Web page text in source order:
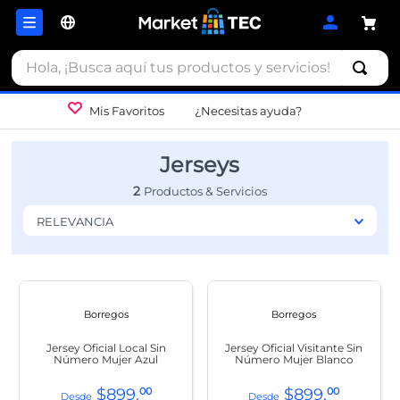
Hola, ¡Busca aquí tus productos y servicios!
Mis Favoritos ¿Necesitas ayuda?
Jerseys
2
RELEVANCIA
Borregos
Jersey Oficial Local Sin
Número Mujer Azul
$899.00
Borregos
Jersey Oficial Visitante Sin
Número Mujer Blanco
$899.00